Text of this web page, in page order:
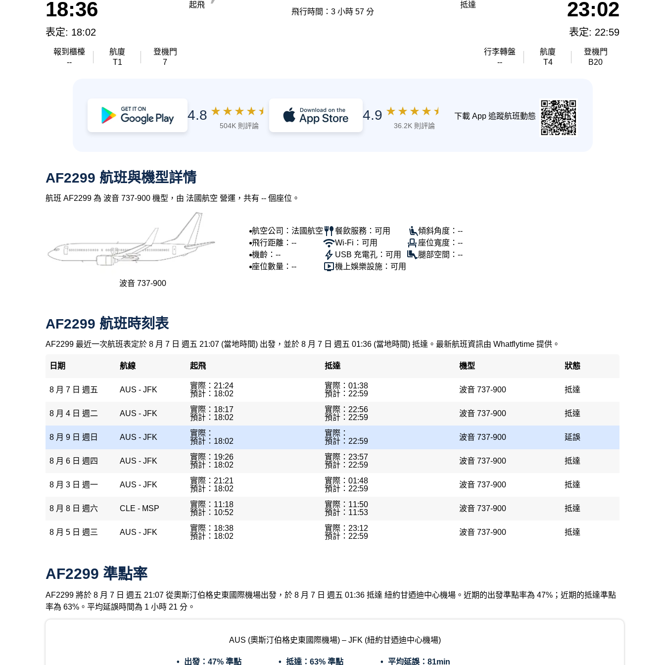
18:36
表定: 18:02
報到櫃檯
--
航廈
T1
登機門
7
起飛
飛行時間：3 小時 57 分
抵達 23:02
表定: 22:59
行李轉盤
--
航廈
T4
登機門
B20
4.8 ★ ★ ★ ★ ★
504K 則評論
4.9 ★ ★ ★ ★ ★
36.2K 則評論
下載 App 追蹤航班動態
AF2299 航班與機型詳情
航班 AF2299 為 波音 737-900 機型，由 法國航空 營運，共有 -- 個座位。
波音 737-900
航空公司：法國航空
飛行距離：--
機齡：--
座位數量：--
餐飲服務：可用
Wi-Fi：可用
USB 充電孔：可用
機上娛樂設施：可用
傾斜角度：--
座位寬度：--
腿部空間：--
AF2299 航班時刻表
AF2299 最近一次航班表定於 8 月 7 日 週五 21:07 (當地時間) 出發，並於 8 月 7 日 週五 01:36 (當地時間) 抵達。最新航班資訊由 Whatflytime 提供。
日期 航線 起飛 抵達 機型 狀態
8 月 7 日 週五 AUS - JFK
實際：21:24
預計：18:02
實際：01:38
預計：22:59
波音 737-900 抵達
8 月 4 日 週二 AUS - JFK
實際：18:17
預計：18:02
實際：22:56
預計：22:59
波音 737-900 抵達
8 月 9 日 週日 AUS - JFK
實際：
預計：18:02
實際：
預計：22:59
波音 737-900 延誤
8 月 6 日 週四 AUS - JFK
實際：19:26
預計：18:02
實際：23:57
預計：22:59
波音 737-900 抵達
8 月 3 日 週一 AUS - JFK
實際：21:21
預計：18:02
實際：01:48
預計：22:59
波音 737-900 抵達
8 月 8 日 週六 CLE - MSP
實際：11:18
預計：10:52
實際：11:50
預計：11:53
波音 737-900 抵達
8 月 5 日 週三 AUS - JFK
實際：18:38
預計：18:02
實際：23:12
預計：22:59
波音 737-900 抵達
AF2299 準點率
AF2299 將於 8 月 7 日 週五 21:07 從奧斯汀伯格史東國際機場出發，於 8 月 7 日 週五 01:36 抵達 紐約甘迺迪中心機場。近期的出發準點率為 47%；近期的抵達準點
率為 63%。平均延誤時間為 1 小時 21 分。
AUS (奧斯汀伯格史東國際機場) – JFK (紐約甘迺迪中心機場)
出發： 47% 準點 抵達： 63% 準點 平均延誤： 81min